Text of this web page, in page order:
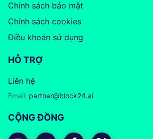
Chính sách bảo mật
Chính sách cookies
Điều khoản sử dụng
HỖ TRỢ
Liên hệ
Email: partner@block24.ai
CỘNG ĐỒNG